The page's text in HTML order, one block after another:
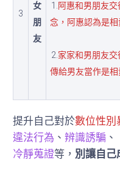
3
女
朋
友
1. 阿惠和男朋友
念，阿惠認為是
2. 家家和男朋友
傳給男友當作是
提升自己對於數位性別
違法行為 、 辨識誘騙 、
冷靜蒐證等， 別讓自己